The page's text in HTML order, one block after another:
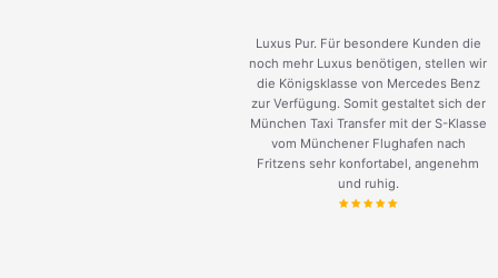
Luxus Pur. Für besondere Kunden die
noch mehr Luxus benötigen, stellen wir
die Königsklasse von Mercedes Benz
zur Verfügung. Somit gestaltet sich der
München Taxi Transfer mit der S-Klasse
vom Münchener Flughafen nach
Fritzens sehr konfortabel, angenehm
und ruhig.